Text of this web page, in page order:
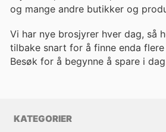
og mange andre butikker og
Vi har nye brosjyrer hver dag, så
tilbake snart for å finne enda flere
Besøk for å begynne å spare i
KATEGORIER